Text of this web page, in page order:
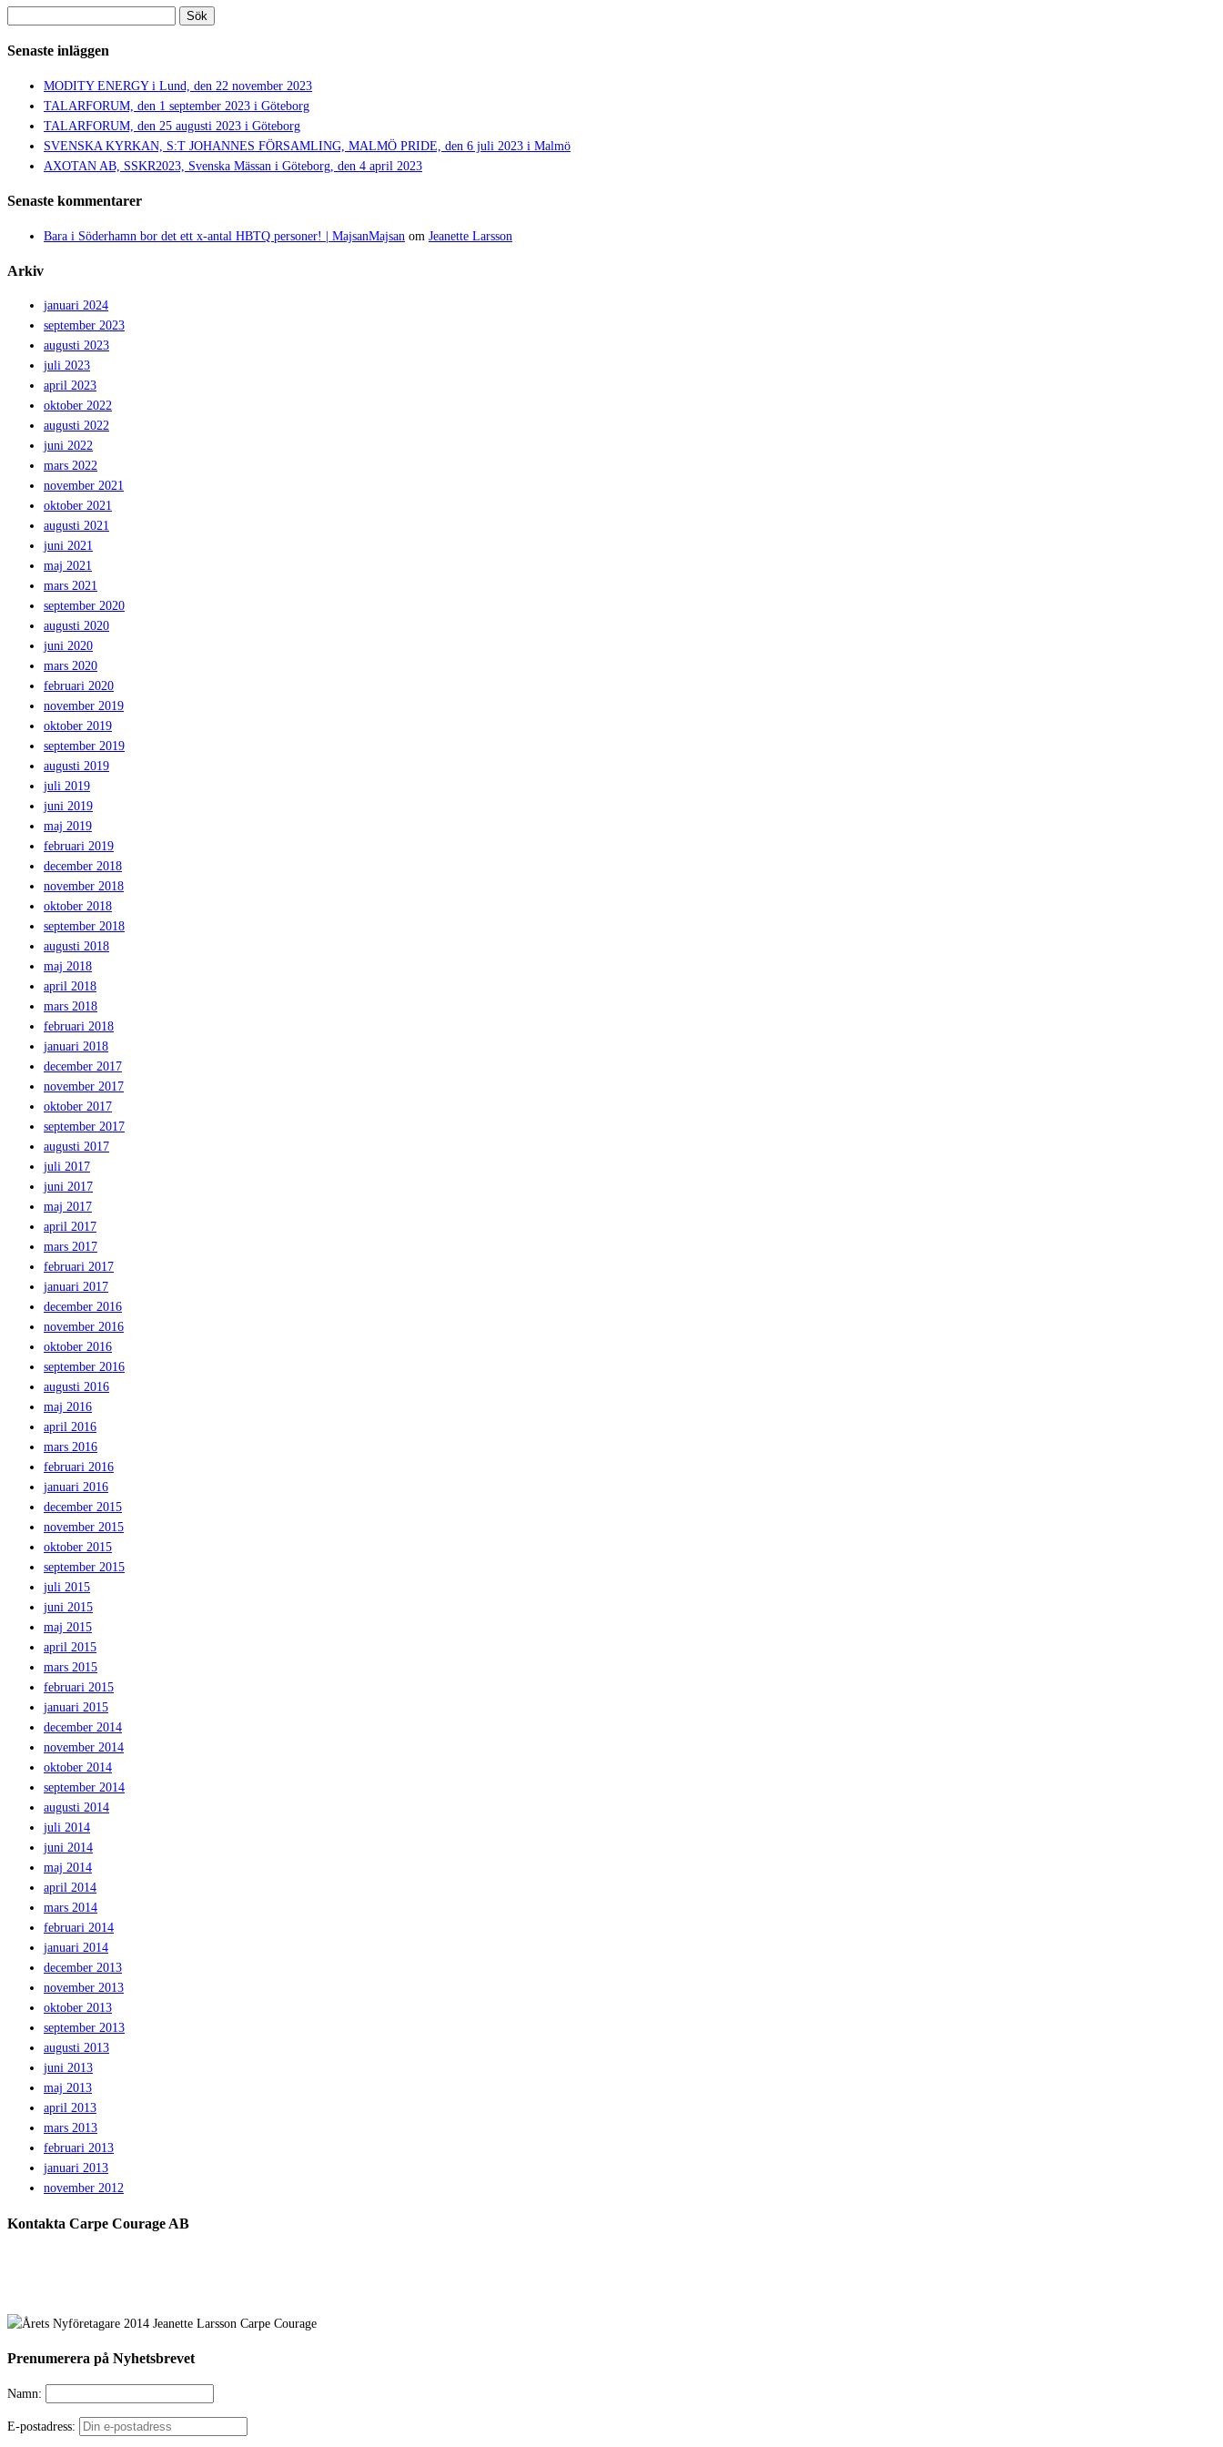
Senaste inläggen
MODITY ENERGY i Lund, den 22 november 2023
TALARFORUM, den 1 september 2023 i Göteborg
TALARFORUM, den 25 augusti 2023 i Göteborg
SVENSKA KYRKAN, S:T JOHANNES FÖRSAMLING, MALMÖ PRIDE, den 6 juli 2023 i Malmö
AXOTAN AB, SSKR2023, Svenska Mässan i Göteborg, den 4 april 2023
Senaste kommentarer
Bara i Söderhamn bor det ett x-antal HBTQ personer! | MajsanMajsan om Jeanette Larsson
Arkiv
januari 2024
september 2023
augusti 2023
juli 2023
april 2023
oktober 2022
augusti 2022
juni 2022
mars 2022
november 2021
oktober 2021
augusti 2021
juni 2021
maj 2021
mars 2021
september 2020
augusti 2020
juni 2020
mars 2020
februari 2020
november 2019
oktober 2019
september 2019
augusti 2019
juli 2019
juni 2019
maj 2019
februari 2019
december 2018
november 2018
oktober 2018
september 2018
augusti 2018
maj 2018
april 2018
mars 2018
februari 2018
januari 2018
december 2017
november 2017
oktober 2017
september 2017
augusti 2017
juli 2017
juni 2017
maj 2017
april 2017
mars 2017
februari 2017
januari 2017
december 2016
november 2016
oktober 2016
september 2016
augusti 2016
maj 2016
april 2016
mars 2016
februari 2016
januari 2016
december 2015
november 2015
oktober 2015
september 2015
juli 2015
juni 2015
maj 2015
april 2015
mars 2015
februari 2015
januari 2015
december 2014
november 2014
oktober 2014
september 2014
augusti 2014
juli 2014
juni 2014
maj 2014
april 2014
mars 2014
februari 2014
januari 2014
december 2013
november 2013
oktober 2013
september 2013
augusti 2013
juni 2013
maj 2013
april 2013
mars 2013
februari 2013
januari 2013
november 2012
Kontakta Carpe Courage AB
Prenumerera på Nyhetsbrevet
Namn:
E-postadress: